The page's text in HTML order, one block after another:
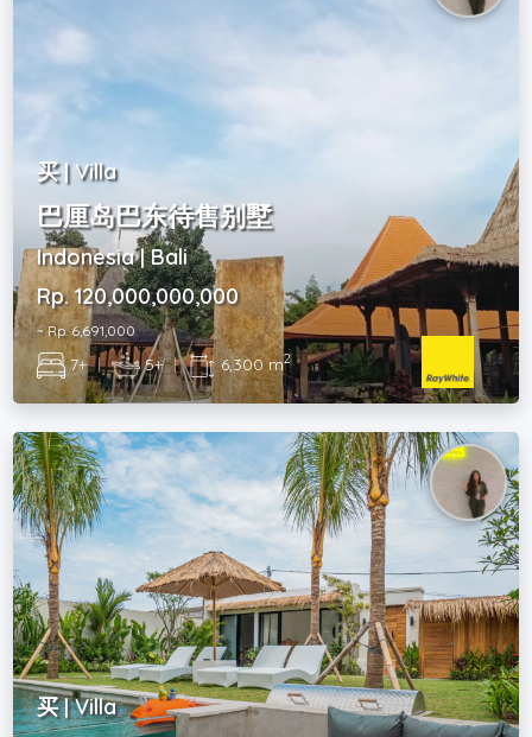
买 | Villa
巴厘岛巴东待售别墅
Indonesia | Bali
Rp. 120,000,000,000
~ Rp. 6,691,000
7+ | 5+ | 6,300 m2
买 | Villa